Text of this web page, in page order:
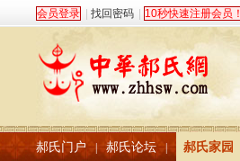
会员登录 找回密码 10秒快速注册会员！
郝氏门户 | 郝氏论坛 | 郝氏家园